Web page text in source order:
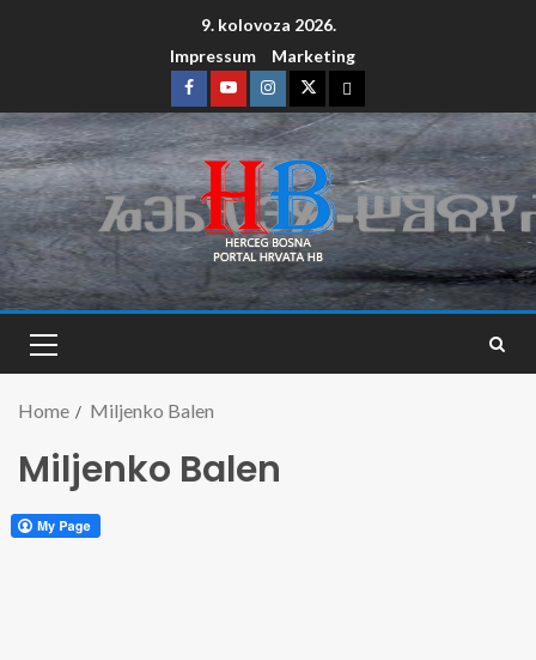
9. kolovoza 2026.
Impressum
Marketing
Home Miljenko Balen
Miljenko Balen